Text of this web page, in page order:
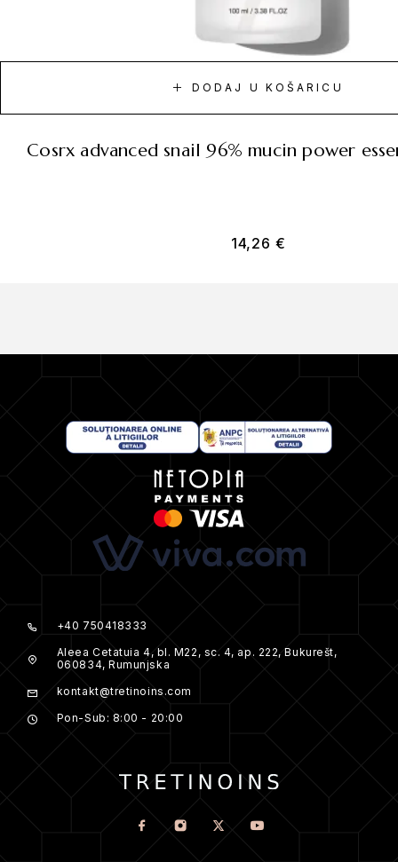
DODAJ U KOŠARICU
cosrx advanced snail 96% mucin power
14,26 €
+40 750418333
Aleea Cetatuia 4, bl. M22, sc. 4, ap. 222, Bukurešt,
060834, Rumunjska
kontakt@tretinoins.com
Pon-Sub: 8:00 - 20:00